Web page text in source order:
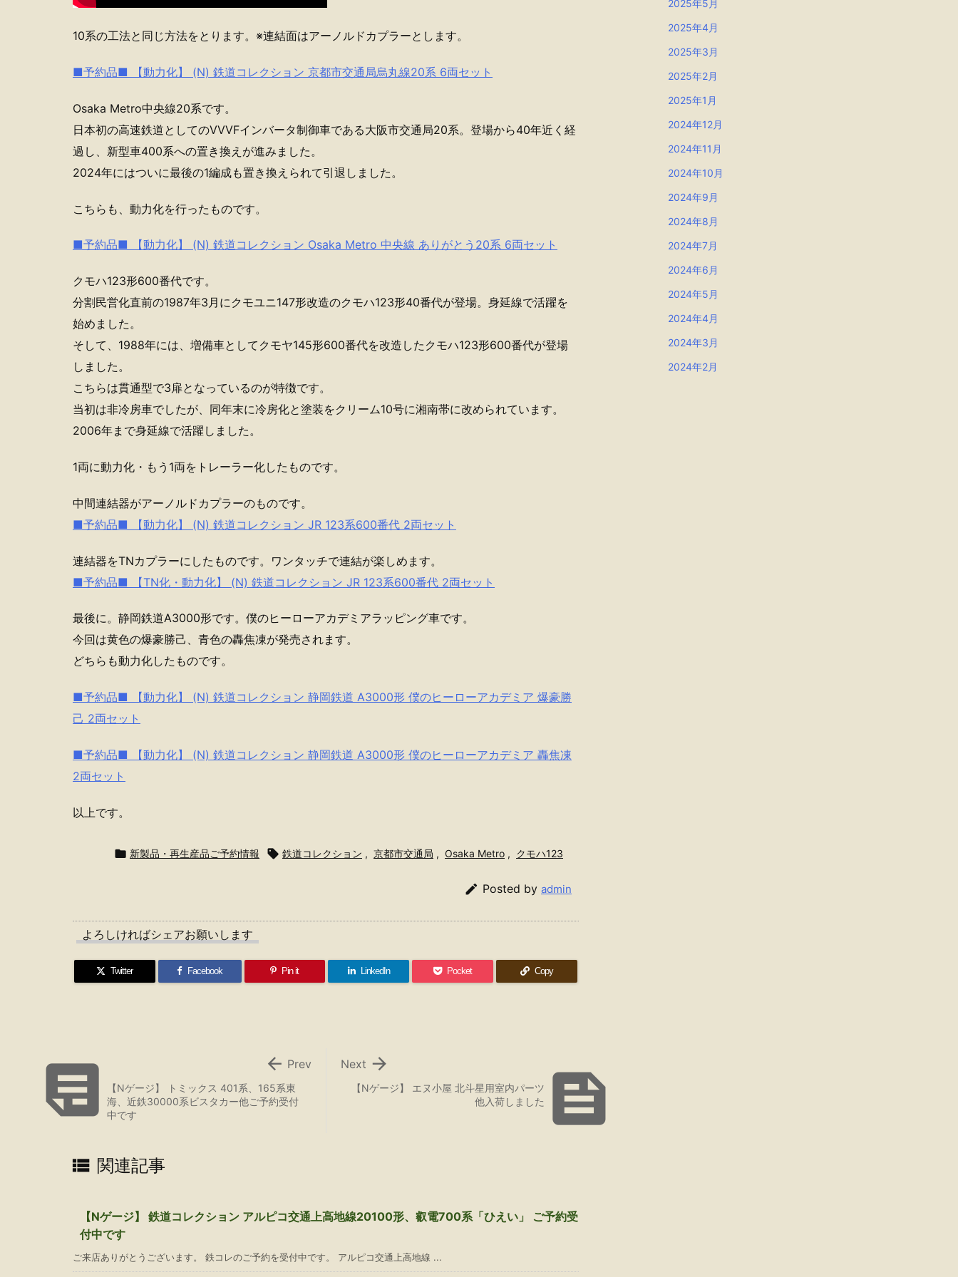
10系の工法と同じ方法をとります。※連結面はアーノルドカプラーとします。
■予約品■ 【動力化】 (N) 鉄道コレクション 京都市交通局烏丸線20系 6両セット
Osaka Metro中央線20系です。
日本初の高速鉄道としてのVVVFインバータ制御車である大阪市交通局20系。登場から40年近く経
過し、新型車400系への置き換えが進みました。
2024年にはついに最後の1編成も置き換えられて引退しました。
こちらも、動力化を行ったものです。
■予約品■ 【動力化】 (N) 鉄道コレクション Osaka Metro 中央線 ありがとう20系 6両セット
クモハ123形600番代です。
分割民営化直前の1987年3月にクモユニ147形改造のクモハ123形40番代が登場。身延線で活躍を
始めました。
そして、1988年には、増備車としてクモヤ145形600番代を改造したクモハ123形600番代が登場
しました。
こちらは貫通型で3扉となっているのが特徴です。
当初は非冷房車でしたが、同年末に冷房化と塗装をクリーム10号に湘南帯に改められています。
2006年まで身延線で活躍しました。
1両に動力化・もう1両をトレーラー化したものです。
中間連結器がアーノルドカプラーのものです。
■予約品■ 【動力化】 (N) 鉄道コレクション JR 123系600番代 2両セット
連結器をTNカプラーにしたものです。ワンタッチで連結が楽しめます。
■予約品■ 【TN化・動力化】 (N) 鉄道コレクション JR 123系600番代 2両セット
最後に。静岡鉄道A3000形です。僕のヒーローアカデミアラッピング車です。
今回は黄色の爆豪勝己、青色の轟焦凍が発売されます。
どちらも動力化したものです。
■予約品■ 【動力化】 (N) 鉄道コレクション 静岡鉄道 A3000形 僕のヒーローアカデミア 爆豪勝
己 2両セット
■予約品■ 【動力化】 (N) 鉄道コレクション 静岡鉄道 A3000形 僕のヒーローアカデミア 轟焦凍
2両セット
以上です。
 新製品・再生産品ご予約情報  鉄道コレクション , 京都市交通局 , Osaka Metro , クモハ123
 Posted by admin
よろしければシェアお願いします
Twitter Facebook Pin it LinkedIn Pocket Copy

【Nゲージ】 エヌ小屋 北斗星用室内パーツ
他入荷しました

Next
 【Nゲージ】 トミックス 401系、165系東
海、近鉄30000系ビスタカー他ご予約受付
中です
 Prev
 関連記事
【Nゲージ】 鉄道コレクション アルピコ交通上高地線20100形、叡電700系「ひえい」 ご予約受
付中です
ご来店ありがとうございます。 鉄コレのご予約を受付中です。 アルピコ交通上高地線 ...
2025年5月
2025年4月
2025年3月
2025年2月
2025年1月
2024年12月
2024年11月
2024年10月
2024年9月
2024年8月
2024年7月
2024年6月
2024年5月
2024年4月
2024年3月
2024年2月